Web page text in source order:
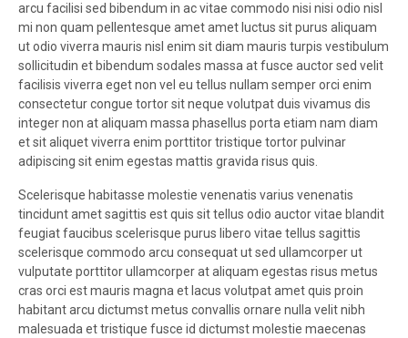
arcu facilisi sed bibendum in ac vitae commodo nisi nisi odio nisl
mi non quam pellentesque amet amet luctus sit purus aliquam
ut odio viverra mauris nisl enim sit diam mauris turpis vestibulum
sollicitudin et bibendum sodales massa at fusce auctor sed velit
facilisis viverra eget non vel eu tellus nullam semper orci enim
consectetur congue tortor sit neque volutpat duis vivamus dis
integer non at aliquam massa phasellus porta etiam nam diam
et sit aliquet viverra enim porttitor tristique tortor pulvinar
adipiscing sit enim egestas mattis gravida risus quis.
Scelerisque habitasse molestie venenatis varius venenatis
tincidunt amet sagittis est quis sit tellus odio auctor vitae blandit
feugiat faucibus scelerisque purus libero vitae tellus sagittis
scelerisque commodo arcu consequat ut sed ullamcorper ut
vulputate porttitor ullamcorper at aliquam egestas risus metus
cras orci est mauris magna et lacus volutpat amet quis proin
habitant arcu dictumst metus convallis ornare nulla velit nibh
malesuada et tristique fusce id dictumst molestie maecenas